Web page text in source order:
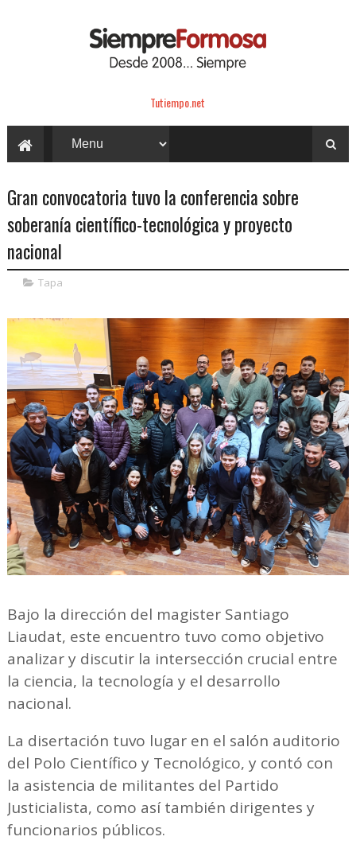
Tutiempo.net
Gran convocatoria tuvo la conferencia sobre
soberanía científico-tecnológica y proyecto
nacional
Tapa
Bajo la dirección del magister Santiago
Liaudat, este encuentro tuvo como objetivo
analizar y discutir la intersección crucial entre
la ciencia, la tecnología y el desarrollo
nacional.
La disertación tuvo lugar en el salón auditorio
del Polo Científico y Tecnológico, y contó con
la asistencia de militantes del Partido
Justicialista, como así también dirigentes y
funcionarios públicos.